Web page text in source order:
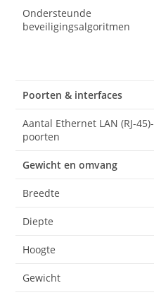
Ondersteunde
beveiligingsalgoritmen
Poorten & interfaces
Aantal Ethernet LAN (RJ-45)-
poorten
Gewicht en omvang
Breedte
Diepte
Hoogte
Gewicht